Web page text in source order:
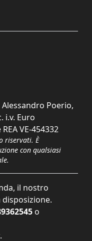
Poerio,
i.v. Euro
VE-454332
riservati. È
con qualsiasi
il nostro
o
.